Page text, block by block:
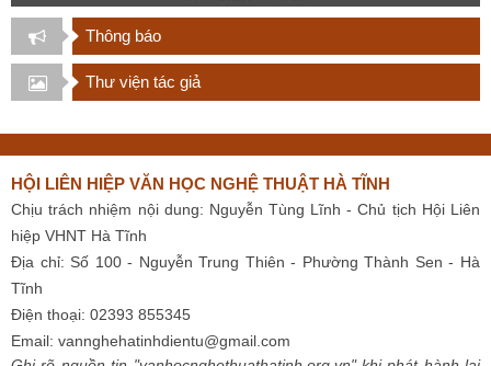
Thông báo
Thư viện tác giả
HỘI LIÊN HIỆP VĂN HỌC NGHỆ THUẬT HÀ TĨNH
Chịu trách nhiệm nội dung: Nguyễn Tùng Lĩnh - Chủ tịch Hội Liên
hiệp VHNT Hà Tĩnh
Địa chỉ: Số 100 - Nguyễn Trung Thiên - Phường Thành Sen - Hà
Tĩnh
Điện thoại: 02393 855345
Email: vannghehatinhdientu@gmail.com